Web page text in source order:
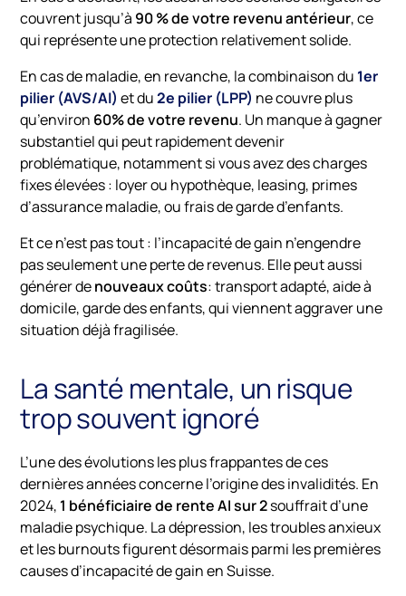
couvrent jusqu’à 90 % de votre revenu antérieur, ce
qui représente une protection relativement solide.
En cas de maladie, en revanche, la combinaison du 1er
pilier (AVS/AI) et du2e pilier (LPP) ne couvre plus
qu’environ 60% de votre revenu. Un manque à gagner
substantiel qui peut rapidement devenir
problématique, notamment si vous avez des charges
fixes élevées : loyer ou hypothèque, leasing, primes
d’assurance maladie, ou frais de garde d’enfants.
Et ce n’est pas tout : l’incapacité de gain n’engendre
pas seulement une perte de revenus. Elle peut aussi
générer denouveaux coûts: transport adapté, aide à
domicile, garde des enfants, qui viennent aggraver une
situation déjà fragilisée.
La santé mentale, un risque
trop souvent ignoré
L’une des évolutions les plus frappantes de ces
dernières années concerne l’origine des invalidités. En
2024, 1 bénéficiaire de rente AI sur 2souffrait d’une
maladie psychique. La dépression, les troubles anxieux
et les burnouts figurent désormais parmi les premières
causes d’incapacité de gain en Suisse.